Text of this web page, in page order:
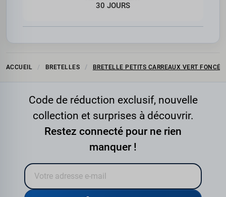
30 JOURS
ACCUEIL BRETELLES BRETELLE PETITS CARREAUX VERT FONCÉ
Code de réduction exclusif, nouvelle
collection et surprises à découvrir.
Restez connecté pour ne rien
manquer !